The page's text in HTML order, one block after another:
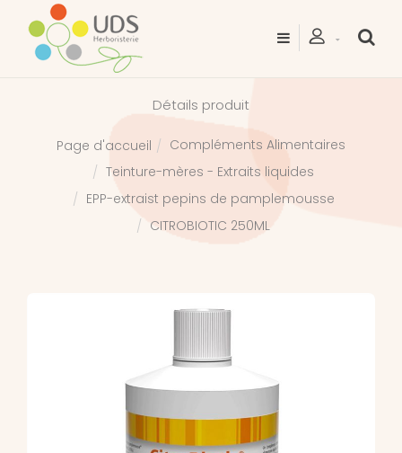
Détails produit
Page d'accueil
Compléments Alimentaires
Teinture-mères - Extraits liquides
EPP-extraist pepins de pamplemousse
CITROBIOTIC 250ML